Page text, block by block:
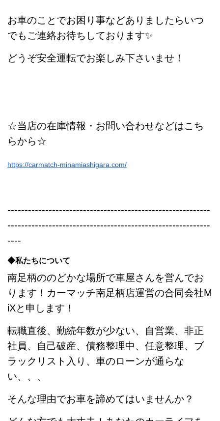
お車のことでお困り事などありましたらいつ
でもご連絡お待ちしております✨
どうぞ安全運転でお楽しみ下さいませ！
☆当店の在庫情報・お問い合わせなどはこち
らから☆
https://carmatch-minamiashigara.com/
-----------------------------------------------------------
-----------------------------------------------------------
----
◆私たちについて
南足柄ののどかな場所で車屋さんを営んでお
ります！カーマッチ南足柄店運営の合同会社M
iXと申します！
転職直後、勤続年数が少ない、自営業、非正
社員、自己破産、債務整理中、任意整理、ブ
ラックリスト入り、車のローンが通らな
い、、、
そんな理由でお車を諦めてはいませんか？